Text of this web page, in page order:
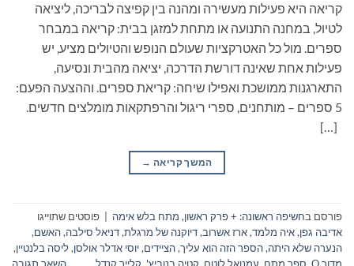
קריאה היא פעילות מעשירה ומהנה בין קפיצה לבריכה, ליציאה
לטיול, במחנה התנועה או מתחת למזגן בבית: קריאה במבחר
ספרים. מול כל האטרקציות שעולם הנופש והטיולים מציע, יש
פעילות אחת שאינה דורשת הדרכה, יציאה מהבית ונסיעה,
התארגנות ממושכת ואפילו שיחה: קריאת ספרים. וההצעה הפעם:
5 ספרים – מותחנים, ספרי ריגול והרפתקאות מומלצים חדשים.
[…]
המשך קריאה →
פורסם בחשיפה ראשונה: + פרק ראשון, מתח בלש אימה
פוסטים שתוייגו
אדיבה גפן,איה מלמד,ארז אשרוב,דיוקנה של מרגלת,דניאל סילבה,האשם,
הנערה שלא היתה,הספר הזה הוא עליך,הציידים,יוסי אדלר אולסן,ליסה בלנטיין,